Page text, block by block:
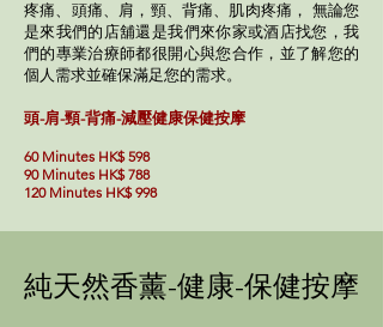
疼痛、頭痛、肩，頸、背痛、肌肉疼痛， 無論您
是來我們的店舖還是我們來你家或酒店找您，我
們的專業治療師都很開心與您合作，並了解您的
個人需求並確保滿足您的需求。
頭-肩-頸-背痛-減壓健康保健按摩
60 Minutes HK$ 598
90 Minutes HK$ 788
120 Minutes HK$ 998
純天然香薰-健康-保健按摩